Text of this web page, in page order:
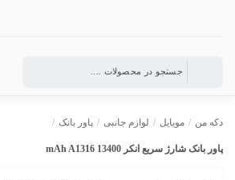
دکه من / موبایل / لوازم جانبی / پاور بانک /
پاور بانک شارژ سریع انکر 13400 mAh A1316